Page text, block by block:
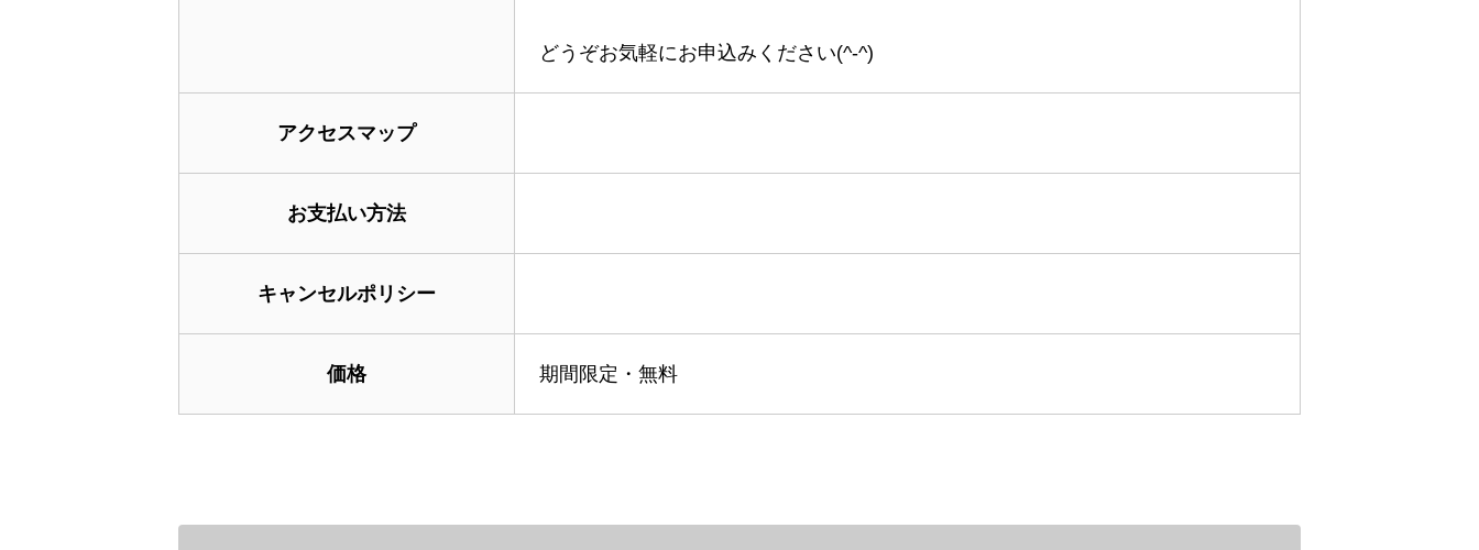
どうぞお気軽にお申込みください(^-^)
アクセスマップ
お支払い方法
キャンセルポリシー
価格 期間限定・無料